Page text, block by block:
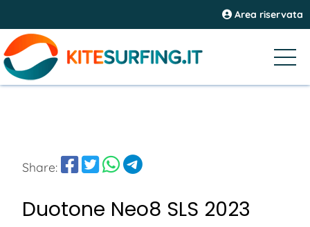
Area riservata
Share:
Duotone Neo8 SLS 2023